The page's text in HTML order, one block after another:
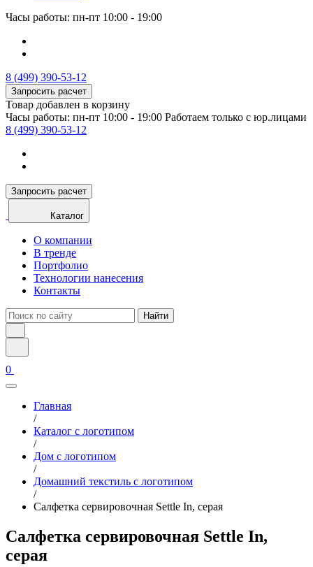
Часы работы: пн-пт 10:00 - 19:00
8 (499) 390-53-12
Запросить расчет
Товар добавлен в корзину
Часы работы: пн-пт 10:00 - 19:00 Работаем только с юр.лицами
8 (499) 390-53-12
Запросить расчет
Каталог
О компании
В тренде
Портфолио
Технологии нанесения
Контакты
Найти
0
Главная
/
Каталог с логотипом
/
Дом с логотипом
/
Домашний текстиль с логотипом
/
Салфетка сервировочная Settle In, серая
Салфетка сервировочная Settle In,
серая